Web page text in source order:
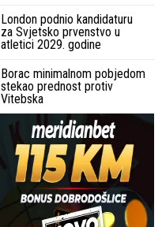
London podnio kandidaturu
za Svjetsko prvenstvo u
atletici 2029. godine
Borac minimalnom pobjedom
stekao prednost protiv
Vitebska